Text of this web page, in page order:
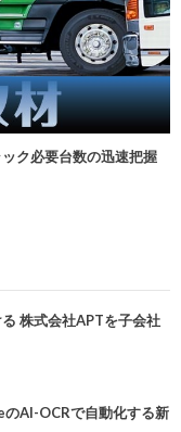
ク必要台数の迅速把握
株式会社APTを子会社
AI-OCRで自動化する新